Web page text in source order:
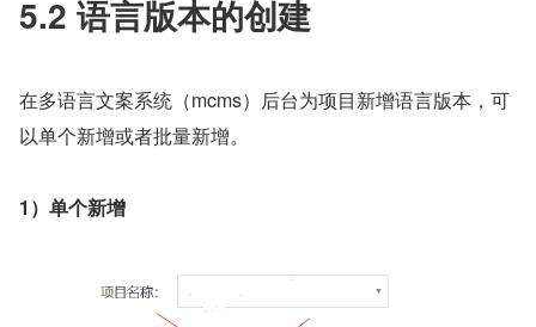
5.2 语言版本的创建
在多语言文案系统（mcms）后台为项目新增语言版本，可
以单个新增或者批量新增。
1）单个新增